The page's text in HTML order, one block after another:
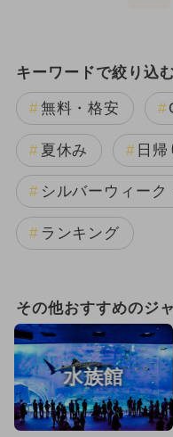
キーワードで絞り込
無料・格安
夏休み 日帰
シルバーウィーク
ランキング
動物とふれあえる
パンダ 夏
2025年8月のイベ
夏休み（観光）
その他おすすめのジ
水族館